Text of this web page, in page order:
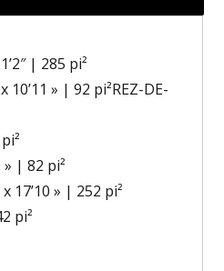
| 285 pi²
10’11 » | 92 pi²REZ-DE-
» | 82 pi²
17’10 » | 252 pi²
pi²